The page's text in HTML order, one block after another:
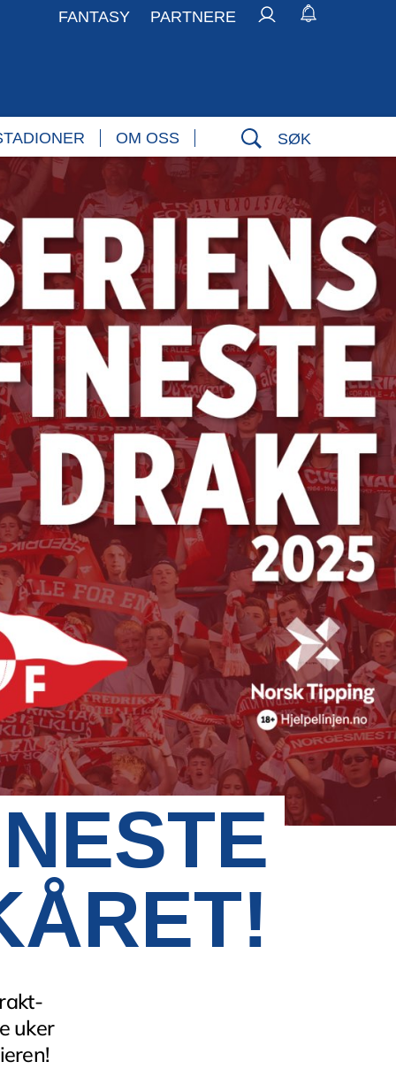
FANTASY PARTNERE
OM OSS SØK
uker